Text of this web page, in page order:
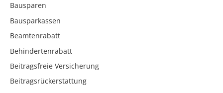
Bausparen
Bausparkassen
Beamtenrabatt
Behindertenrabatt
Beitragsfreie Versicherung
Beitragsrückerstattung